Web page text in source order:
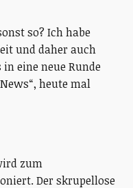
so? Ich habe
und daher auch
eine neue Runde
heute mal
zum
Der skrupellose